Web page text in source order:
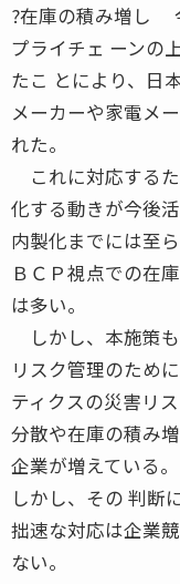
?在庫の積み増し
プライチェ ーンの
たこ とにより、日
メーカーや家電メ
れた。
これに対応する
化する動きが今後
内製化までには至
ＢＣＰ視点での在
は多い。
しかし、本施策も
リスク管理のため
ティクスの災害リ
分散や在庫の積み
企業が増えている。
しかし、その 判断
拙速な対応は企業
ない。